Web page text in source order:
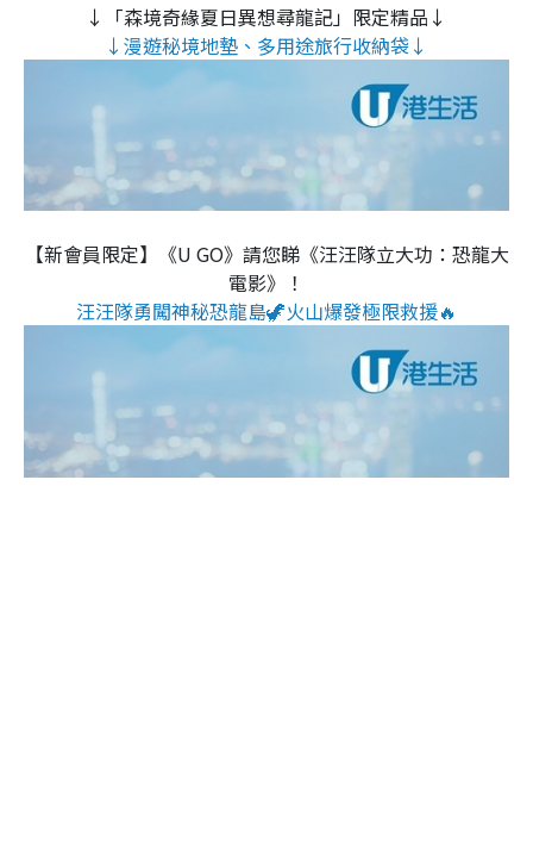
↓「森境奇緣夏日異想尋龍記」限定精品↓
↓漫遊秘境地墊、多用途旅行收納袋↓
【新會員限定】《U GO》請您睇《汪汪隊立大功：恐龍大
電影》！
汪汪隊勇闖神秘恐龍島🦖火山爆發極限救援🔥